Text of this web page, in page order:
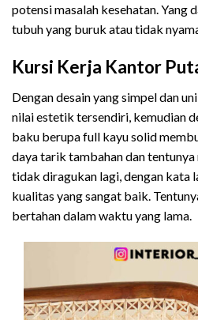
potensi masalah kesehatan. Yang
tubuh yang buruk atau tidak
Kursi Kerja Kantor
Dengan desain yang simpel dan
nilai estetik tersendiri, kemudian
baku berupa full kayu solid
daya tarik tambahan dan
tidak diragukan lagi, dengan kata
kualitas yang sangat baik.
bertahan dalam waktu yang lama.